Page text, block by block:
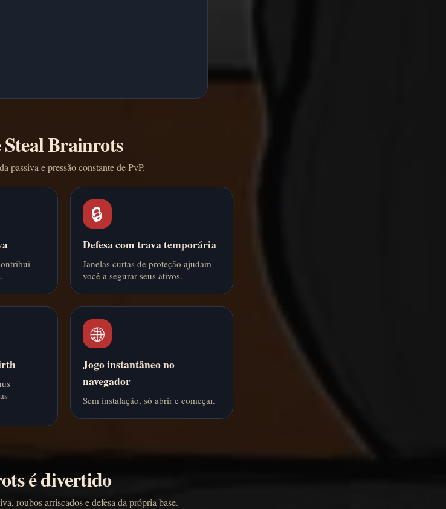
Brainrots
passiva e pressão constante de PvP.
🔒
Defesa com trava temporária
Janelas curtas de proteção ajudam
você a segurar seus ativos.
🌐
Jogo instantâneo no
navegador
Sem instalação, só abrir e começar.
é divertido
roubos arriscados e defesa da própria base.